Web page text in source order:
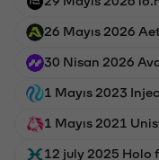
26 Mayıs 2026
30 Nisan 2026
1 Mayıs 2023
1 Mayıs 2021
12 july 2025 Holo